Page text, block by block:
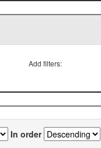
Add filters:
In order